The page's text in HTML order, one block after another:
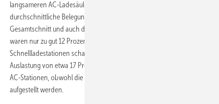
langsameren AC-Ladesäulen ausgelastet. Hier liegt die
durchschnittliche Belegung mit fast 19 Prozent über dem
Gesamtschnitt und auch deutlich über den DC-Ladestationen. Diese
waren nur zu gut 12 Prozent ausgelastet. Die vielen installierten
Schnellladestationen schafften es immerhin im Schnitt auf eine
Auslastung von etwa 17 Prozent. Sie liegt etwas niedriger als die der
AC-Stationen, obwohl die Schnelllader strategisch günstiger
aufgestellt werden.